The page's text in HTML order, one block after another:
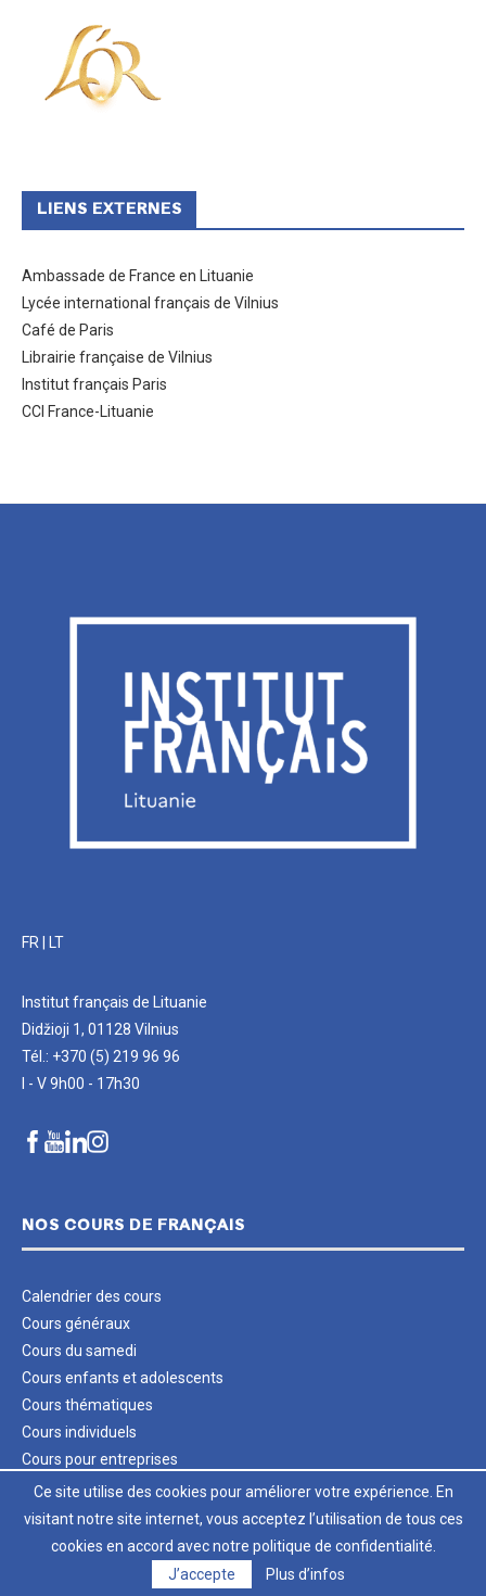
LIENS EXTERNES
Ambassade de France en Lituanie
Lycée international français de Vilnius
Café de Paris
Librairie française de Vilnius
Institut français Paris
CCI France-Lituanie
FR LT
Institut français de Lituanie
Didžioji 1, 01128 Vilnius
Tél.: +370 (5) 219 96 96
I - V 9h00 - 17h30
NOS COURS DE FRANÇAIS
Calendrier des cours
Cours généraux
Cours du samedi
Cours enfants et adolescents
Cours thématiques
Cours individuels
Cours pour entreprises
Cours pour institutions
Séjours linguistiques en France
Examens
Ce site utilise des cookies pour améliorer votre expérience. En
visitant notre site internet, vous acceptez l’utilisation de tous ces
cookies en accord avec notre politique de confidentialité.
J’accepte
Plus d’infos